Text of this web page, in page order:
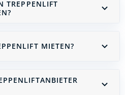
TREPPENLIFT
MIETEN?
G